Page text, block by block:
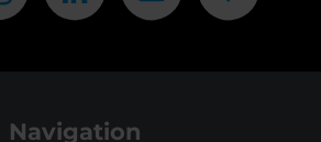
Navigation